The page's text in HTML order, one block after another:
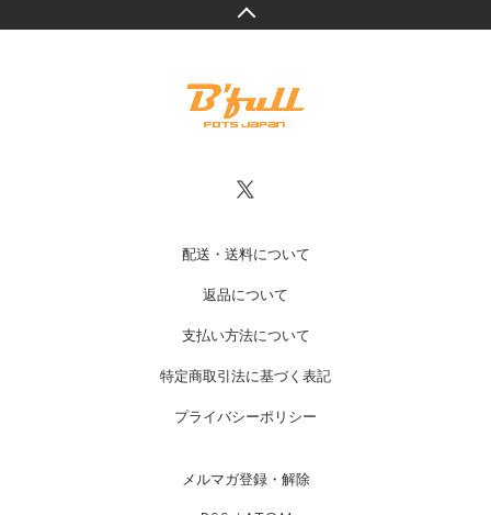
配送・送料について
返品について
支払い方法について
特定商取引法に基づく表記
プライバシーポリシー
メルマガ登録・解除